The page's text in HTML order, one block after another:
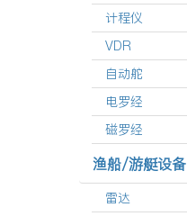
计程仪
VDR
自动舵
电罗经
磁罗经
渔船/游艇设备
雷达